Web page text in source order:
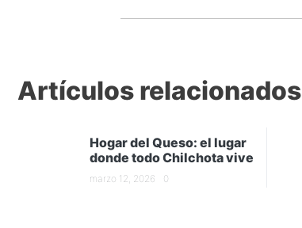
Artículos relacionados
Hogar del Queso: el lugar
donde todo Chilchota vive
marzo 12, 2026 0